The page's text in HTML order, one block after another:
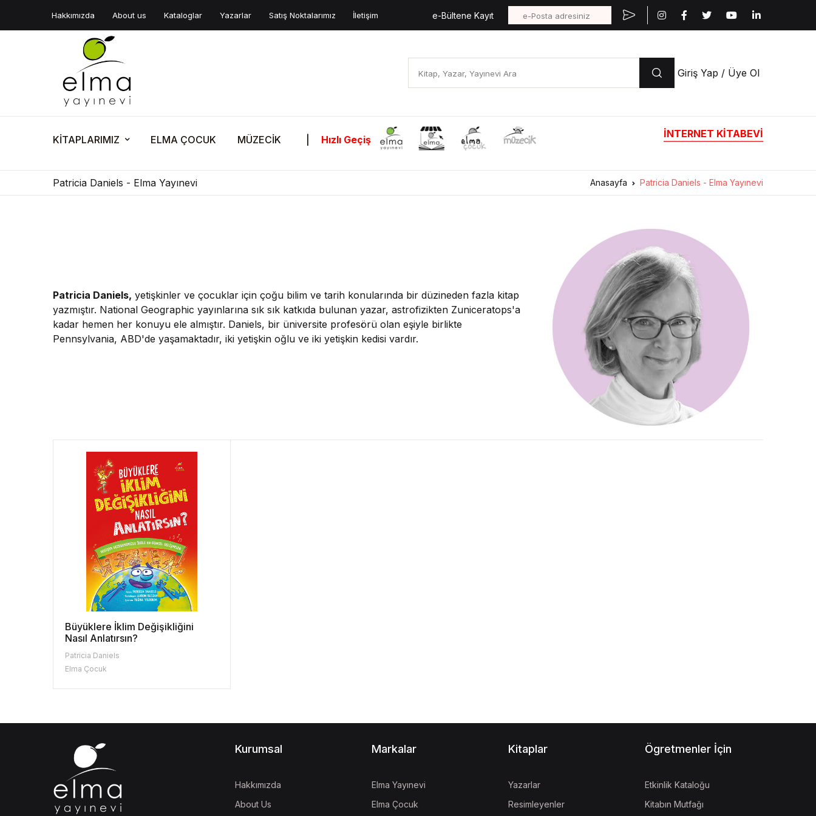
Hakkımızda About us Kataloglar Yazarlar Satış Noktalarımız İletişim e-Bültene Kayıt
Giriş Yap / Üye Ol
KİTAPLARIMIZ ELMA ÇOCUK MÜZECİK Hızlı Geçiş İNTERNET KİTABEVİ
Patricia Daniels - Elma Yayınevi Anasayfa Patricia Daniels - Elma Yayınevi
Patricia Daniels, yetişkinler ve çocuklar için çoğu bilim ve tarih konularında bir düzineden fazla kitap
yazmıştır. National Geographic yayınlarına sık sık katkıda bulunan yazar, astrofizikten Zuniceratops'a
kadar hemen her konuyu ele almıştır. Daniels, bir üniversite profesörü olan eşiyle birlikte
Pennsylvania, ABD'de yaşamaktadır, iki yetişkin oğlu ve iki yetişkin kedisi vardır.
Büyüklere İklim Değişikliğini
Nasıl Anlatırsın?
Patricia Daniels
Elma Çocuk
Kurumsal
Hakkımızda
About Us
Markalar
Elma Yayınevi
Elma Çocuk
Kitaplar
Yazarlar
Resimleyenler
Ögretmenler İçin
Etkinlik Kataloğu
Kitabın Mutfağı